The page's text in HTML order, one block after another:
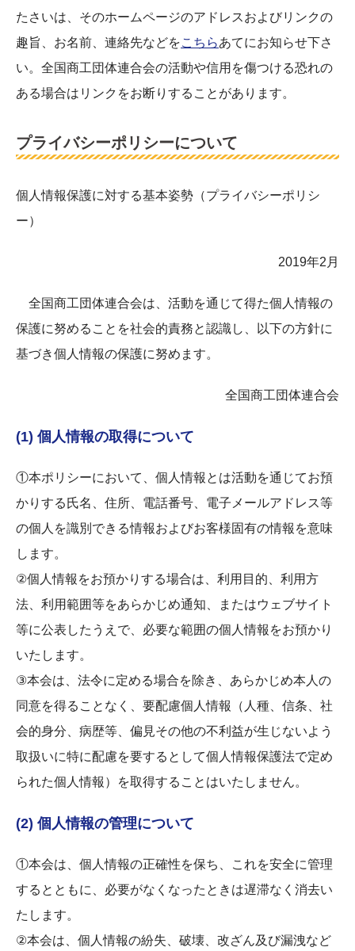
たさいは、そのホームページのアドレスおよびリンクの
趣旨、お名前、連絡先などをこちらあてにお知らせ下さ
い。全国商工団体連合会の活動や信用を傷つける恐れの
ある場合はリンクをお断りすることがあります。
プライバシーポリシーについて
個人情報保護に対する基本姿勢（プライバシーポリシ
ー）
2019年2月
全国商工団体連合会は、活動を通じて得た個人情報の
保護に努めることを社会的責務と認識し、以下の方針に
基づき個人情報の保護に努めます。
全国商工団体連合会
(1) 個人情報の取得について
①本ポリシーにおいて、個人情報とは活動を通じてお預
かりする氏名、住所、電話番号、電子メールアドレス等
の個人を識別できる情報およびお客様固有の情報を意味
します。
②個人情報をお預かりする場合は、利用目的、利用方
法、利用範囲等をあらかじめ通知、またはウェブサイト
等に公表したうえで、必要な範囲の個人情報をお預かり
いたします。
③本会は、法令に定める場合を除き、あらかじめ本人の
同意を得ることなく、要配慮個人情報（人種、信条、社
会的身分、病歴等、偏見その他の不利益が生じないよう
取扱いに特に配慮を要するとして個人情報保護法で定め
られた個人情報）を取得することはいたしません。
(2) 個人情報の管理について
①本会は、個人情報の正確性を保ち、これを安全に管理
するとともに、必要がなくなったときは遅滞なく消去い
たします。
②本会は、個人情報の紛失、破壊、改ざん及び漏洩など